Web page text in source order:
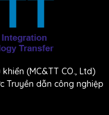
(MC&TT CO., Ltd)
Truyền dẫn công nghiệp